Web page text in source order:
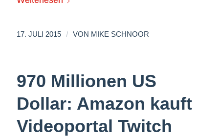
17. JULI 2015 / VON MIKE SCHNOOR
970 Millionen US
Dollar: Amazon kauft
Videoportal Twitch